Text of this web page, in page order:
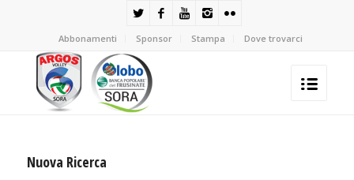
Abbonamenti Sponsor Stampa Dove trovarci
Nuova Ricerca